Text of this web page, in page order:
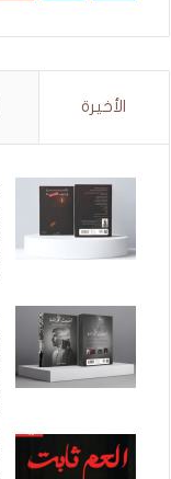
الأخيرة